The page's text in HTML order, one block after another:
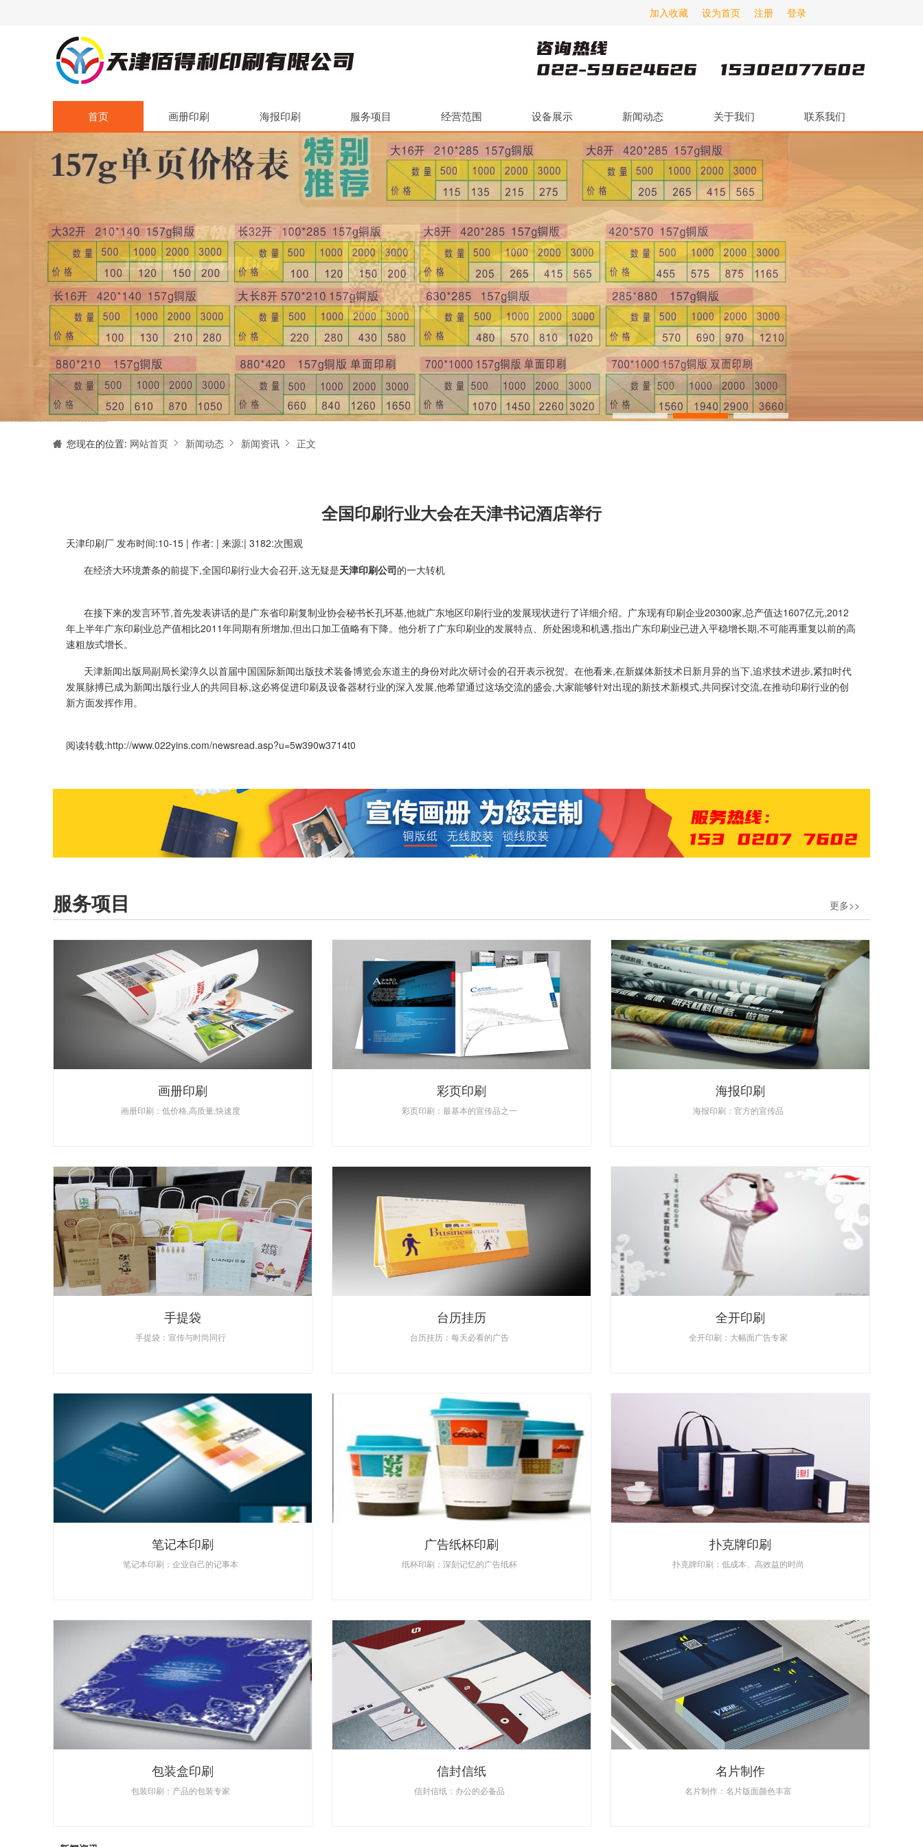
登录
注册
设为首页
加入收藏
首页 画册印刷 海报印刷 服务项目 经营范围 设备展示 新闻动态 关于我们 联系我们
您现在的位置: 网站首页 新闻动态 新闻资讯 正文
全国印刷行业大会在天津书记酒店举行
天津印刷厂 发布时间:10-15 | 作者: | 来源:| 3182:次围观
在经济大环境萧条的前提下,全国印刷行业大会召开,这无疑是天津印刷公司的一大转机
在接下来的发言环节,首先发表讲话的是广东省印刷复制业协会秘书长孔环基,他就广东地区印刷行业的发展现状进行了详细介绍。广东现有印刷企业20300家,总产值达1607亿元,2012
年上半年广东印刷业总产值相比2011年同期有所增加,但出口加工值略有下降。他分析了广东印刷业的发展特点、所处困境和机遇,指出广东印刷业已进入平稳增长期,不可能再重复以前的高
速粗放式增长。
天津新闻出版局副局长梁淳久以首届中国国际新闻出版技术装备博览会东道主的身份对此次研讨会的召开表示祝贺。在他看来,在新媒体新技术日新月异的当下,追求技术进步,紧扣时代
发展脉搏已成为新闻出版行业人的共同目标,这必将促进印刷及设备器材行业的深入发展,他希望通过这场交流的盛会,大家能够针对出现的新技术新模式,共同探讨交流,在推动印刷行业的创
新方面发挥作用。
阅读转载:http://www.022yins.com/newsread.asp?u=5w390w3714t0
服务项目 更多>>
画册印刷
画册印刷：低价格,高质量,快速度
彩页印刷
彩页印刷：最基本的宣传品之一
海报印刷
海报印刷：官方的宣传品
手提袋
手提袋：宣传与时尚同行
台历挂历
台历挂历：每天必看的广告
全开印刷
全开印刷：大幅面广告专家
笔记本印刷
笔记本印刷：企业自己的记事本
广告纸杯印刷
纸杯印刷：深刻记忆的广告纸杯
扑克牌印刷
扑克牌印刷：低成本、高效益的时尚
包装盒印刷
包装印刷：产品的包装专家
信封信纸
信封信纸：办公的必备品
名片制作
名片制作：名片版面颜色丰富